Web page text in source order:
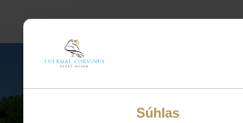
Súhlas